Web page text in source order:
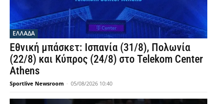
ΕΛΛΑΔΑ
Εθνική μπάσκετ: Ισπανία (31/8), Πολωνία
(22/8) και Κύπρος (24/8) στο Telekom Center
Athens
Sportlive Newsroom - 05/08/2026 10:40